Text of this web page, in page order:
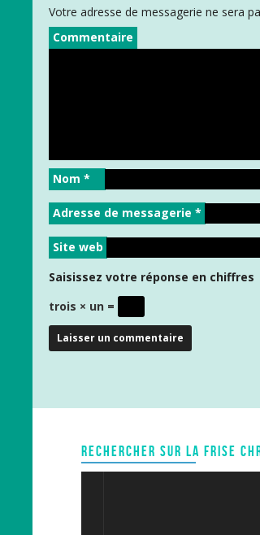
Votre adresse de messagerie ne sera
Commentaire
Nom *
Adresse de messagerie *
Site web
Saisissez votre réponse en chiffres
trois × un =
RECHERCHER SUR LA FRISE